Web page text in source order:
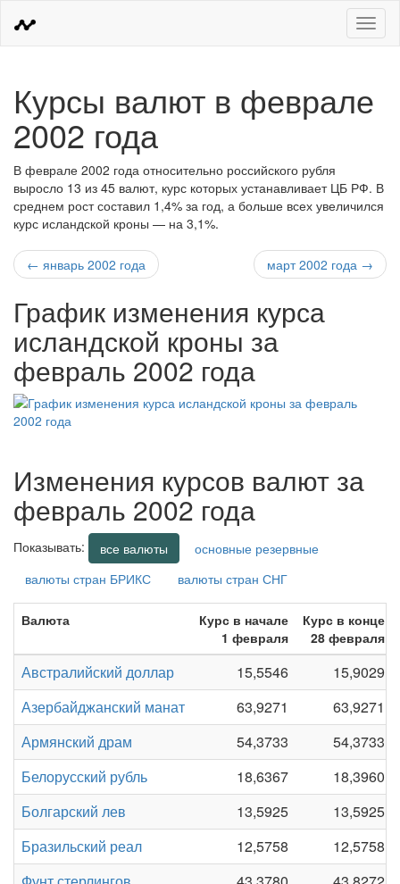
Меню
Курсы валют в феврале
2002 года
В феврале 2002 года относительно российского рубля
выросло 13 из 45 валют, курс которых устанавливает ЦБ РФ. В
среднем рост составил 1,4% за год, а больше всех увеличился
курс исландской кроны — на 3,1%.
← январь 2002 года март 2002 года →
График изменения курса
исландской кроны за
февраль 2002 года
Изменения курсов валют за
февраль 2002 года
Показывать: все валюты
основные резервные
валюты стран БРИКС
валюты стран СНГ
Валюта
Курс в начале
1 февраля
Курс в конце
28 февраля
Австралийский доллар 15,5546
15,9029
Азербайджанский манат
63,9271
63,9271
Армянский драм
54,3733
54,3733
Белорусский рубль
18,6367
18,3960
Болгарский лев
13,5925
13,5925
Бразильский реал
12,5758
12,5758